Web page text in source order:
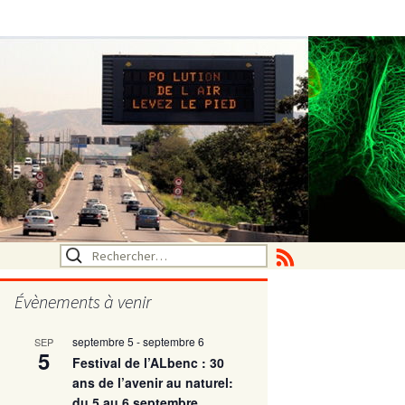
Rechercher :
Évènements à venir
SEP
5
septembre 5 -septembre 6
Festival de l’ALbenc : 30
ans de l’avenir au naturel: